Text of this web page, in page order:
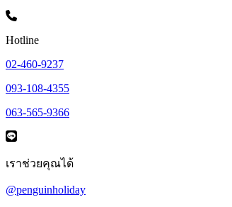
Hotline
02-460-9237
093-108-4355
063-565-9366
เราช่วยคุณได้
@penguinholiday